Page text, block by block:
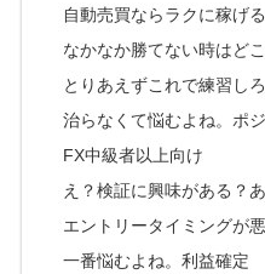
自動売買ならラクに稼げ
なかなか勝てない時はど
とりあえずこれで練習し
治らなくて悩むよね。ポ
FX中級者以上向け
え？検証に興味がある？
エントリータイミングが
一番悩むよね。利益確定